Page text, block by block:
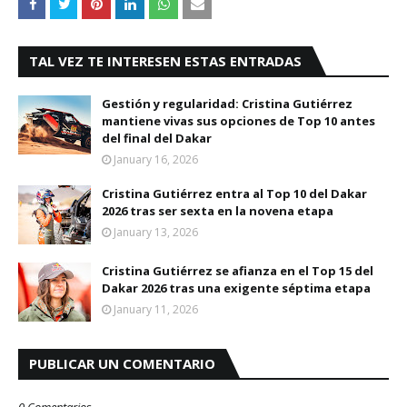
TAL VEZ TE INTERESEN ESTAS ENTRADAS
Gestión y regularidad: Cristina Gutiérrez
mantiene vivas sus opciones de Top 10 antes
del final del Dakar
January 16, 2026
Cristina Gutiérrez entra al Top 10 del Dakar
2026 tras ser sexta en la novena etapa
January 13, 2026
Cristina Gutiérrez se afianza en el Top 15 del
Dakar 2026 tras una exigente séptima etapa
January 11, 2026
PUBLICAR UN COMENTARIO